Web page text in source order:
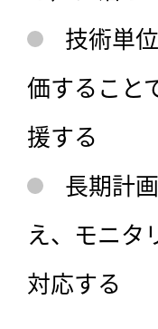
技術単
価すること
援する
長期計
え、モニタ
対応する